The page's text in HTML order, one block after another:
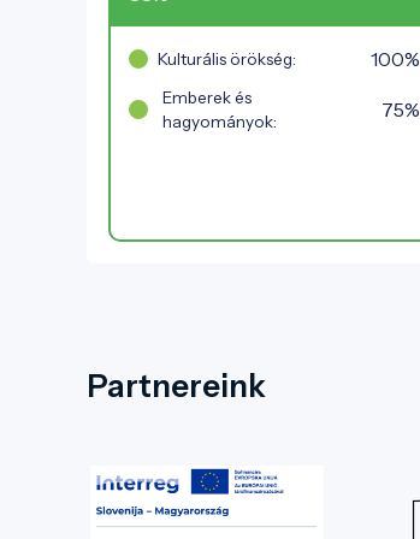
Kulturális örökség: 100%
Emberek és
hagyományok:
75%
Partnereink